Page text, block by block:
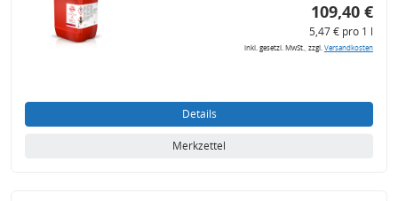
109,40 €
5,47 € pro 1 l
inkl. gesetzl. MwSt., zzgl.Versandkosten
Details
Merkzettel